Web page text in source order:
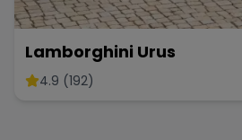
Lamborghini Urus
4.9 (192)